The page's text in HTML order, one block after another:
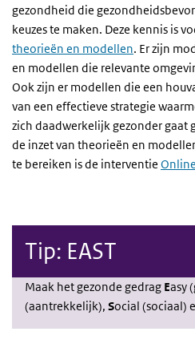
gezondheid die
keuzes te maken. Deze kennis is
theorieën en modellen. Er zijn
en modellen die relevante
Ook zijn er modellen die een
van een effectieve strategie
zich daadwerkelijk gezonder gaat
de inzet van theorieën en
te bereiken is de interventie
Tip: EAST
Maak het gezonde gedrag Easy
(aantrekkelijk), Social (sociaal)